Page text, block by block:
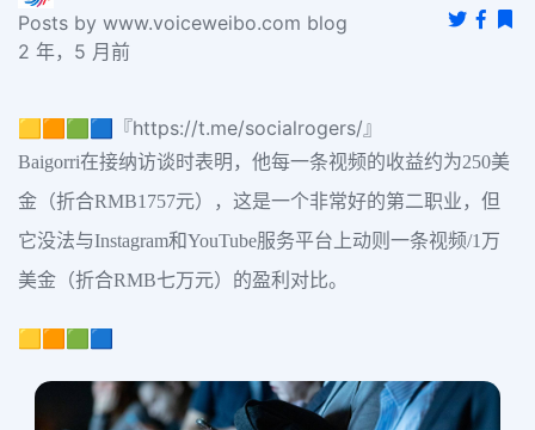
Posts by www.voiceweibo.com blog
2 年，5 月前
🟨🟧🟩🟦『https://t.me/socialrogers/』
Baigorri在接纳访谈时表明，他每一条视频的收益约为250美
金（折合RMB1757元），这是一个非常好的第二职业，但
它没法与Instagram和YouTube服务平台上动则一条视频/1万
美金（折合RMB七万元）的盈利对比。
🟨🟧🟩🟦